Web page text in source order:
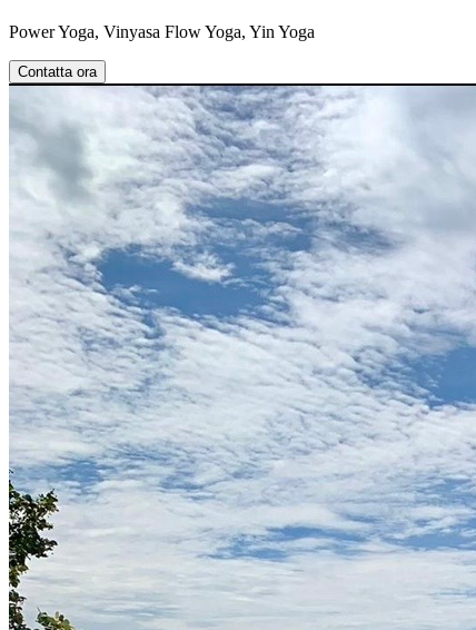
Power Yoga, Vinyasa Flow Yoga, Yin Yoga
Contatta ora